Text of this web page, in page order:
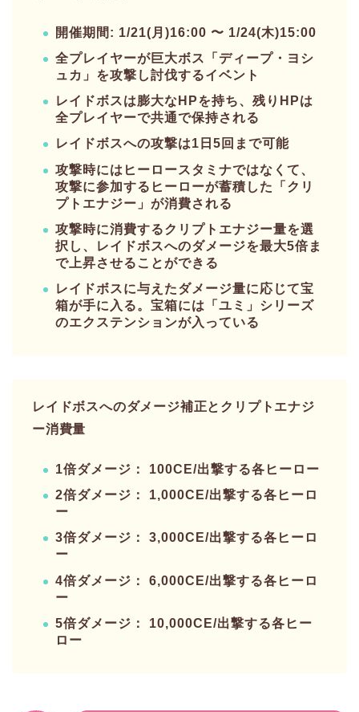
開催期間: 1/21(月)16:00 〜 1/24(木)15:00
全プレイヤーが巨大ボス「ディープ・ヨシ
ュカ」を攻撃し討伐するイベント
レイドボスは膨大なHPを持ち、残りHPは
全プレイヤーで共通で保持される
レイドボスへの攻撃は1日5回まで可能
攻撃時にはヒーロースタミナではなくて、
攻撃に参加するヒーローが蓄積した「クリ
プトエナジー」が消費される
攻撃時に消費するクリプトエナジー量を選
択し、レイドボスへのダメージを最大5倍ま
で上昇させることができる
レイドボスに与えたダメージ量に応じて宝
箱が手に入る。宝箱には「ユミ」シリーズ
のエクステンションが入っている
レイドボスへのダメージ補正とクリプトエナジ
ー消費量
1倍ダメージ： 100CE/出撃する各ヒーロー
2倍ダメージ： 1,000CE/出撃する各ヒーロ
ー
3倍ダメージ： 3,000CE/出撃する各ヒーロ
ー
4倍ダメージ： 6,000CE/出撃する各ヒーロ
ー
5倍ダメージ： 10,000CE/出撃する各ヒー
ロー